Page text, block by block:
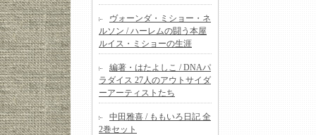
ヴォーンダ・ミショー・ネ
ルソン / ハーレムの闘う本屋
ルイス・ミショーの生涯
編著・はたよしこ / DNAパ
ラダイス 27人のアウトサイダ
ーアーティストたち
中田雅喜 / ももいろ日記 全
2巻セット